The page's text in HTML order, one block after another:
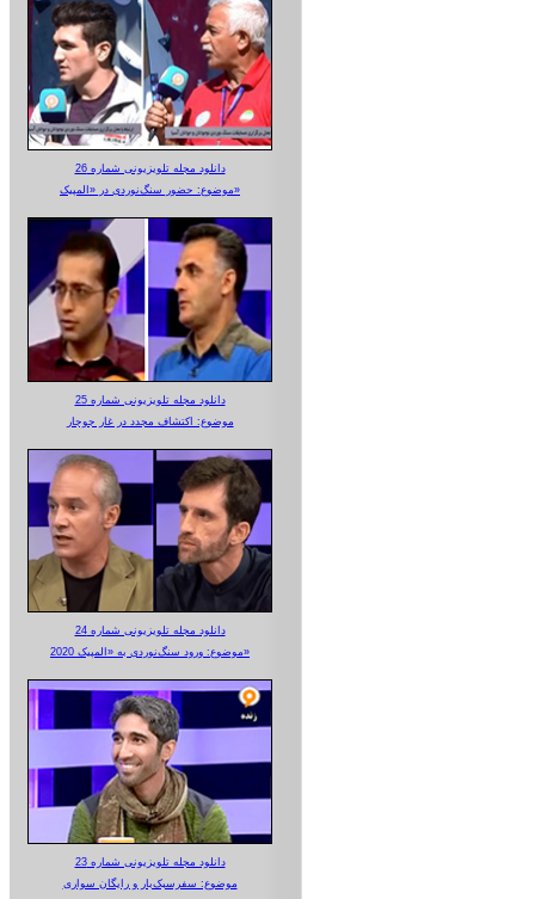
دانلود مجله تلویزیونی شماره 26
موضوع: حضور سنگ‌نوردی در «المپیک»
دانلود مجله تلویزیونی شماره 25
موضوع: اکتشاف مجدد در غار جوجار
دانلود مجله تلویزیونی شماره 24
موضوع: ورود سنگ‌نوردی به «المپیک 2020»
دانلود مجله تلویزیونی شماره 23
موضوع: سفرسبک‌بار و رایگان سواری